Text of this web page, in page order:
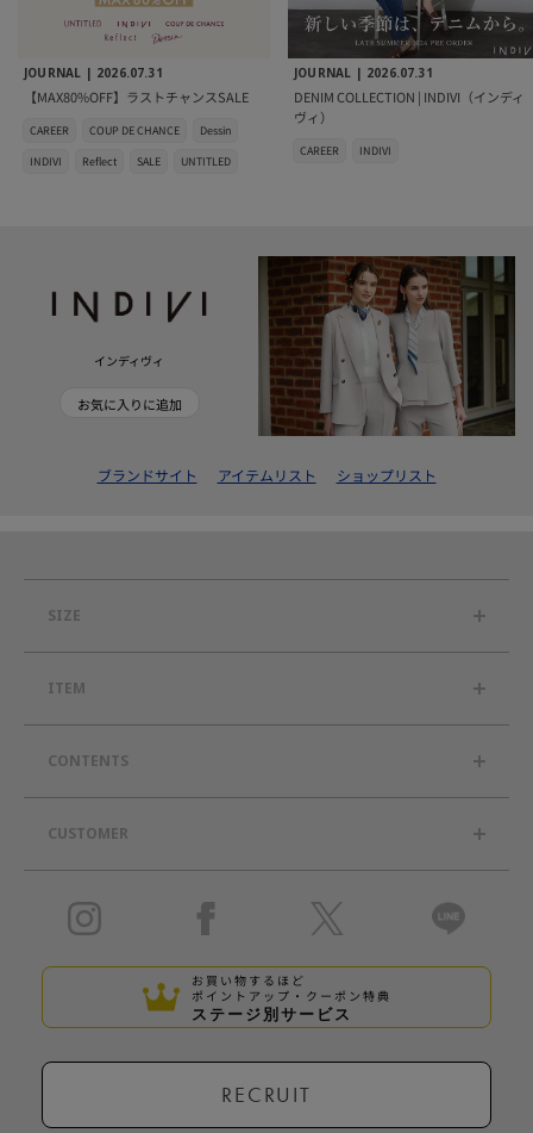
JOURNAL | 2026.07.31
【MAX80%OFF】ラストチャンスSALE
CAREER COUP DE CHANCE
Dessin
INDIVI
Reflect SALE UNTITLED
JOURNAL | 2026.07.31
DENIM COLLECTION | INDIVI（インディ
ヴィ）
CAREER INDIVI
インディヴィ
お気に入りに追加
ブランドサイト アイテムリスト ショップリスト
SIZE
ITEM
CONTENTS
CUSTOMER
お買い物するほど
ポイントアップ・クーポン特典
ステージ別サービス
RECRUIT